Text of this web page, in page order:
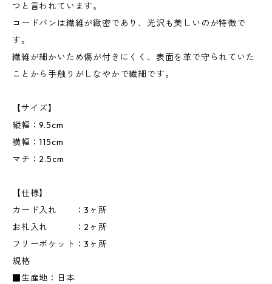
つと言われています。
コードバンは繊維が緻密であり、光沢も美しいのが特徴で
す。
繊維が細かいため傷が付きにくく、表面を革で守られていた
ことから手触りがしなやかで繊細です。
【サイズ】
縦幅：9.5cm
横幅：115cm
マチ：2.5cm
【仕様】
カード入れ ：3ヶ所
お札入れ ：2ヶ所
フリーポケット：3ヶ所
規格
■生産地：日本